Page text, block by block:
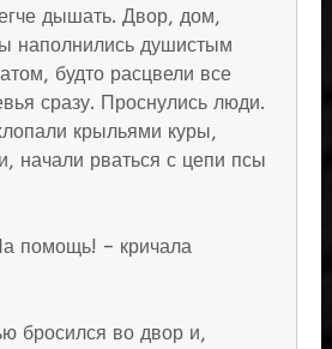
дышать. Двор, дом,
наполнились душистым
будто расцвели все
сразу. Проснулись люди.
крыльями куры,
начали рваться с цепи псы
помощь! – кричала
бросился во двор и,